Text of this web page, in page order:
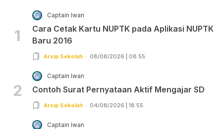
1
Captain Iwan
Cara Cetak Kartu NUPTK pada Aplikasi NUPTK
Baru 2016
Arsip Sekolah 08/08/2026 | 08:55
2
Captain Iwan
Contoh Surat Pernyataan Aktif Mengajar SD
Arsip Sekolah 04/08/2026 | 18:55
Captain Iwan